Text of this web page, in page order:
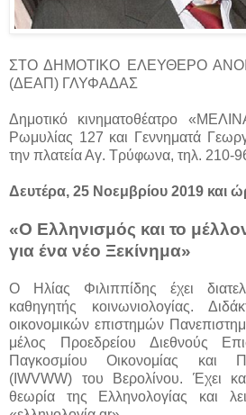
ΣΤΟ ΔΗΜΟΤΙΚΟ ΕΛΕΥΘΕΡΟ
(ΔΕΑΠ) ΓΛΥΦΑΔΑΣ
Δημοτικό κινηματοθέατρο
Ρωμυλίας 127 και Γεννηματά
την πλατεία Αγ. Τρύφωνα, τηλ. 210-
Δευτέρα, 25 Νοεμβρίου 2019 και
«Ο Ελληνισμός και το
για ένα νέο Ξεκίνημα»
Ο Ηλίας Φιλιππίδης έχει
καθηγητής κοινωνιολογίας.
οικονομικών επιστημών
μέλος Προεδρείου Διεθνούς
Παγκοσμίου Οικονομίας και
(IWVWW) του Βερολίνου. Έχει
θεωρία της Ελληνολογίας και